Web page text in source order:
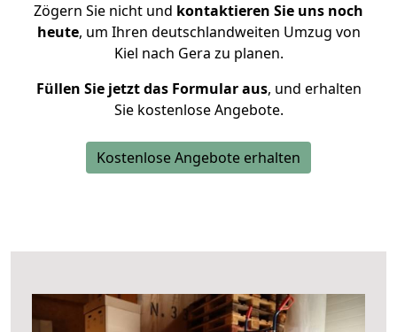
Zögern Sie nicht und kontaktieren Sie uns noch
heute, um Ihren deutschlandweiten Umzug von
Kiel nach Gera zu planen.
Füllen Sie jetzt das Formular aus, und erhalten
Sie kostenlose Angebote.
Kostenlose Angebote erhalten